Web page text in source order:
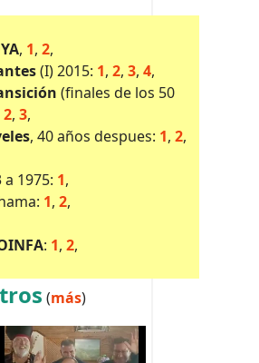
, 1, 2,
(I) 2015: 1, 2, 3, 4,
(finales de los 50
2, 3,
, 40 años despues: 1, 2,
a 1975: 1,
1, 2,
: 1, 2,
(más)